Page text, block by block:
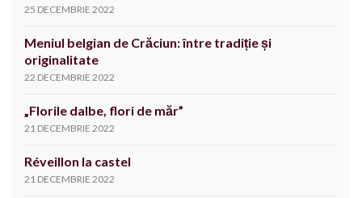
25 DECEMBRIE 2022
Meniul belgian de Crăciun: între tradiție și
originalitate
22 DECEMBRIE 2022
„Florile dalbe, flori de măr”
21 DECEMBRIE 2022
Réveillon la castel
21 DECEMBRIE 2022